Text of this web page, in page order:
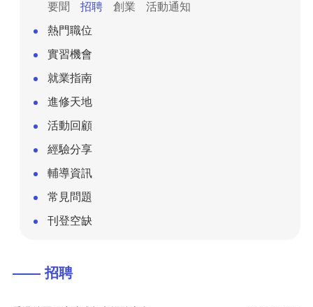
要聞
招聘 創業
活動通知
熱門職位
實習機會
就業指南
進修天地
活動回顧
經驗分享
輔導資訊
常見問題
刊登空缺
—— 招聘